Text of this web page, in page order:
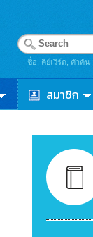
ชื่อ, คีย์เวิร์ด, คำค้น
สมาชิก